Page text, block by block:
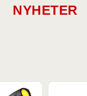
NYHETER